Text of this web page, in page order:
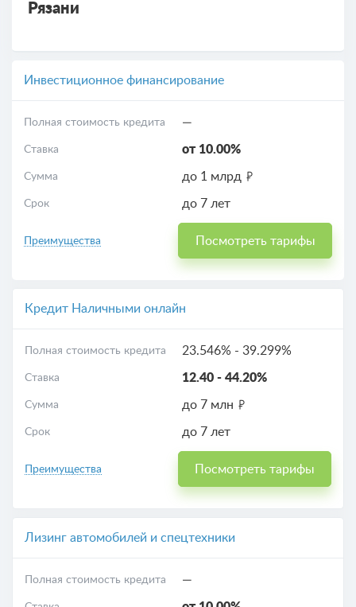
Рязани
Инвестиционное финансирование
Полная стоимость кредита —
Ставка от 10.00%
Сумма до 1 млрд
Срок до 7 лет
Преимущества Посмотреть тарифы
Кредит Наличными онлайн
Полная стоимость кредита 23.546% - 39.299%
Ставка 12.40 - 44.20%
Сумма до 7 млн
Срок до 7 лет
Преимущества Посмотреть тарифы
Лизинг автомобилей и спецтехники
Полная стоимость кредита —